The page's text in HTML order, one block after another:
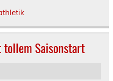
Saisonstart